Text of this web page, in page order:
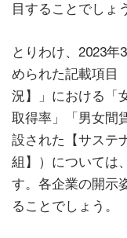
目することでしょ
とりわけ、2023
められた記載項目
況】」における「
取得率」「男女間
設された【サステ
組】）については
す。各企業の開示
ることでしょう。